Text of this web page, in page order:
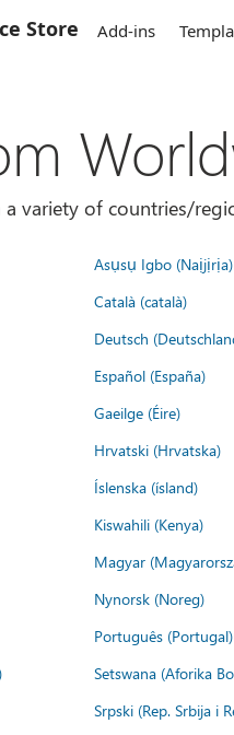
Store Add-ins
variety of countries/
Asụsụ Igbo (Naịjịrịa)
Català (català)
Deutsch
Español (España)
Gaeilge (Éire)
Hrvatski (Hrvatska)
Íslenska (ísland)
Kiswahili (Kenya)
Magyar
Nynorsk (Noreg)
Português (Portugal)
Setswana (Aforika
Srpski (Rep. Srbija i